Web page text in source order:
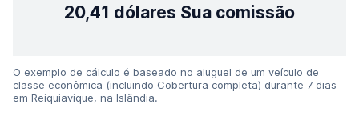
20,41 dólares Sua comissão
O exemplo de cálculo é baseado no aluguel de um veículo de
classe econômica (incluindo Cobertura completa) durante 7 dias
em Reiquiavique, na Islândia.